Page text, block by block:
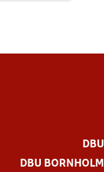
DBU
DBU BORNHOLM